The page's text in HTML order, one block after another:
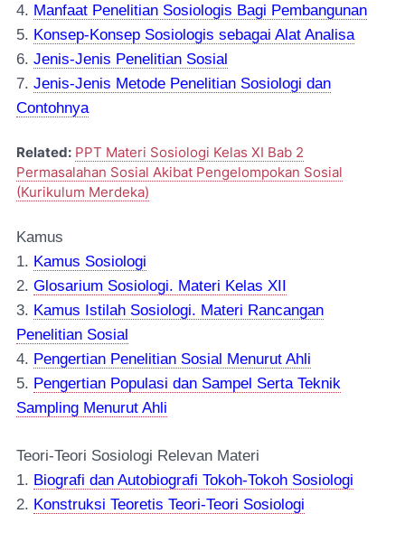
4. Manfaat Penelitian Sosiologis Bagi Pembangunan
5. Konsep-Konsep Sosiologis sebagai Alat Analisa
6. Jenis-Jenis Penelitian Sosial
7. Jenis-Jenis Metode Penelitian Sosiologi dan
Contohnya
Related: PPT Materi Sosiologi Kelas XI Bab 2
Permasalahan Sosial Akibat Pengelompokan Sosial
(Kurikulum Merdeka)
Kamus
1. Kamus Sosiologi
2. Glosarium Sosiologi. Materi Kelas XII
3. Kamus Istilah Sosiologi. Materi Rancangan
Penelitian Sosial
4. Pengertian Penelitian Sosial Menurut Ahli
5. Pengertian Populasi dan Sampel Serta Teknik
Sampling Menurut Ahli
Teori-Teori Sosiologi Relevan Materi
1. Biografi dan Autobiografi Tokoh-Tokoh Sosiologi
2. Konstruksi Teoretis Teori-Teori Sosiologi